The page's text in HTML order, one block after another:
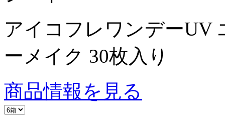
アイコフレワンデーUV
ーメイク 30枚入り
商品情報を見る